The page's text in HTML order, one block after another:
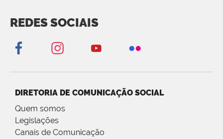
REDES SOCIAIS
DIRETORIA DE COMUNICAÇÃO SOCIAL
Quem somos
Legislações
Canais de Comunicação